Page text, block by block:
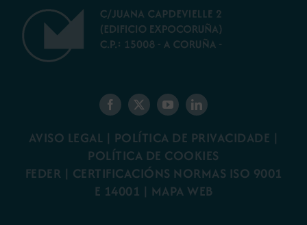
AVISO LEGAL | POLÍTICA DE PRIVACIDADE |
POLÍTICA DE COOKIES
FEDER | CERTIFICACIÓNS NORMAS ISO 9001
E 14001 | MAPA WEB